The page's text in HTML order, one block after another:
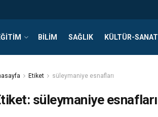
BILIM SAĞLIK KÜLTÜR-SANAT
Etiket süleymaniye esnafları
süleymaniye esnafları